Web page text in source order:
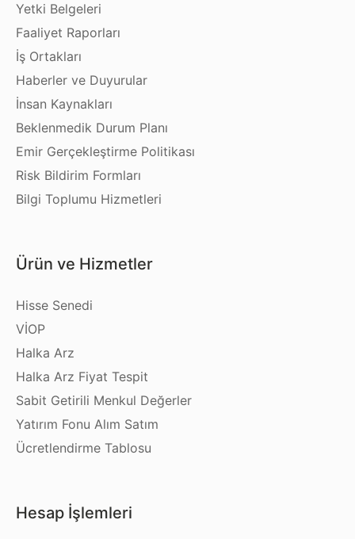
Yetki Belgeleri
Faaliyet Raporları
İş Ortakları
Haberler ve Duyurular
İnsan Kaynakları
Beklenmedik Durum Planı
Emir Gerçekleştirme Politikası
Risk Bildirim Formları
Bilgi Toplumu Hizmetleri
Ürün ve Hizmetler
Hisse Senedi
VİOP
Halka Arz
Halka Arz Fiyat Tespit
Sabit Getirili Menkul Değerler
Yatırım Fonu Alım Satım
Ücretlendirme Tablosu
Hesap İşlemleri